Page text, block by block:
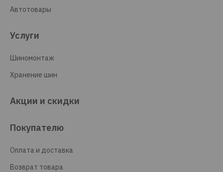
Автотовары
Услуги
Шиномонтаж
Хранение шин
Акции и скидки
Покупателю
Оплата и доставка
Возврат товара